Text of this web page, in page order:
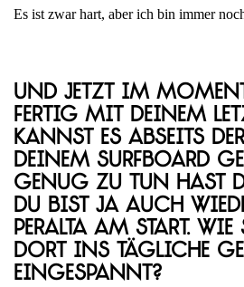
Es ist zwar hart, aber ich bin immer
Und jetzt im
fertig mit deinem
kannst es abseits
deinem Surfboard
Genug zu tun hast
Du bist ja auch
Peralta am Start.
dort ins tägliche
eingespannt?